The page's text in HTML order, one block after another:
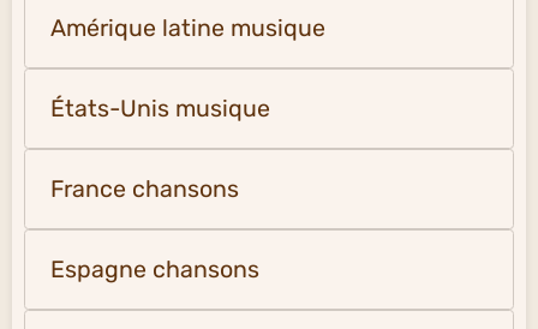
Amérique latine musique
États-Unis musique
France chansons
Espagne chansons